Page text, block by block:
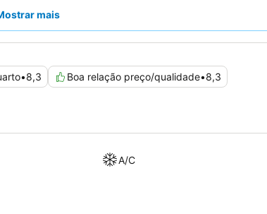
mais tranquila, os hóspedes podem preferir
mais
•8,3 Boa relação preço/qualidade•8,3
A/C